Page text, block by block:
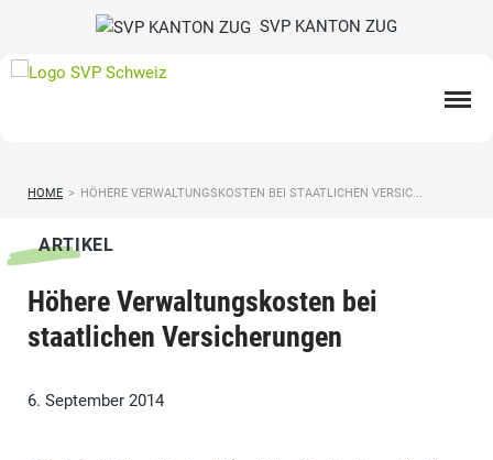
SVP KANTON ZUG
HOME > HÖHERE VERWALTUNGSKOSTEN BEI STAATLICHEN VERSIC...
ARTIKEL
Höhere Verwaltungskosten bei
staatlichen Versicherungen
6. September 2014